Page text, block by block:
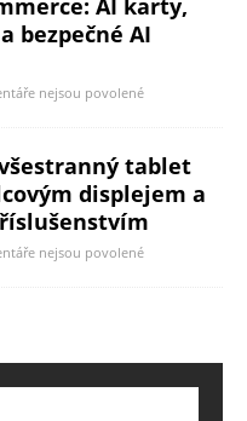
AI karty,
bezpečné AI
nejsou povolené
tablet
displejem a
nejsou povolené